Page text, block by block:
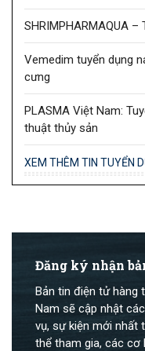
SHRIMPHARMAQUA
Vemedim tuyển dụng
cưng
PLASMA Việt Nam:
thuật thủy sản
XEM THÊM TIN TUYỂN
Đăng ký nhận
Bản tin điện tử hàng
Nam sẽ cập nhật
vụ, sự kiện mới nhất
thể tham gia, các cơ